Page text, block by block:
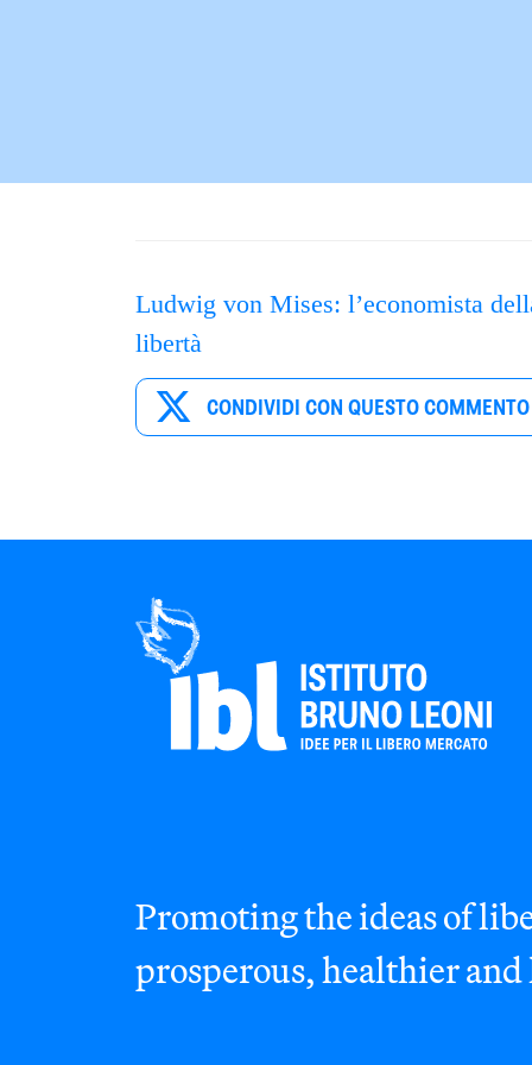
Ludwig von Mises: l’economista
libertà
CONDIVIDI CON QUESTO COMMENTO
Promoting the ideas of
prosperous, healthier